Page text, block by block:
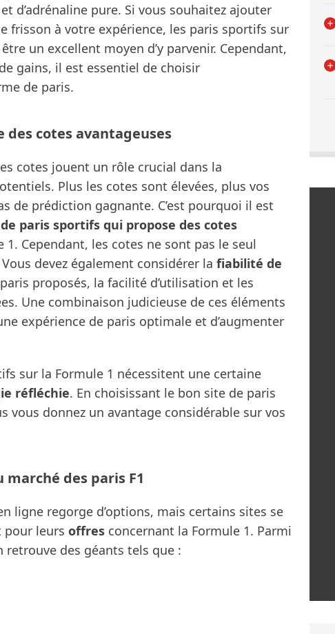
d’adrénaline pure. Si vous souhaitez ajouter
frisson à votre expérience, les paris sportifs sur
un excellent moyen d’y parvenir. Cependant,
gains, il est essentiel de choisir
de paris.
des cotes avantageuses
cotes jouent un rôle crucial dans la
Plus les cotes sont élevées, plus vos
de prédiction gagnante. C’est pourquoi il est
paris sportifs qui propose des cotes
1. Cependant, les cotes ne sont pas le seul
devez également considérer la fiabilité de
proposés, la facilité d’utilisation et les
Une combinaison judicieuse de ces éléments
expérience de paris optimale et d’augmenter
sur la Formule 1 nécessitent une certaine
réfléchie. En choisissant le bon site de paris
vous donnez un avantage considérable sur vos
des paris F1
ligne regorge d’options, mais certains sites se
leurs offres concernant la Formule 1. Parmi
retrouve des géants tels que :